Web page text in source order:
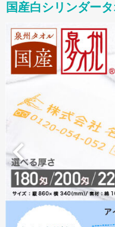
オリジナルタオル
オリジナルタオル商品
フェイスタオル
マフラータオル
手ぬぐい
スポーツタオル
ハンドタオル
国産白シリンダー